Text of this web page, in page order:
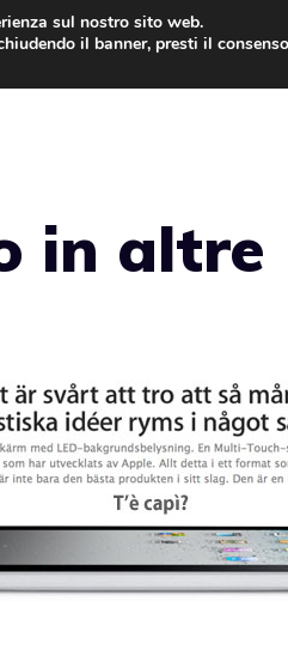
in altre
sul nostro sito web.
il banner, presti il